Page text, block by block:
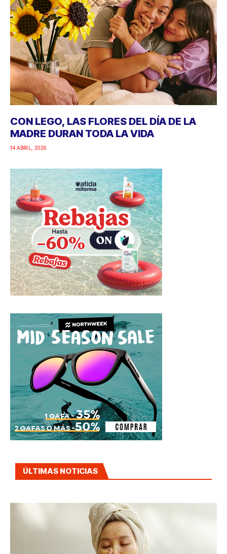
CON LEGO, LAS FLORES DEL DÍA DE LA
MADRE DURAN TODA LA VIDA
14 ABRIL, 2026
ÚLTIMAS NOTICIAS